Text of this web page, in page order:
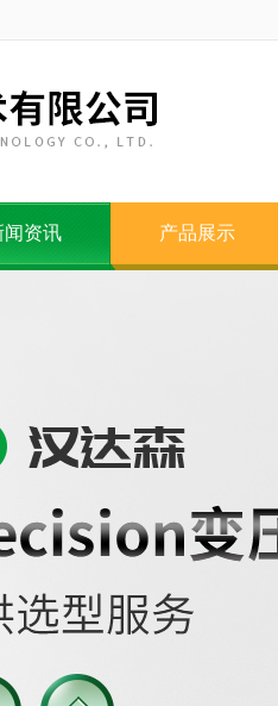
闻资讯 产品展示